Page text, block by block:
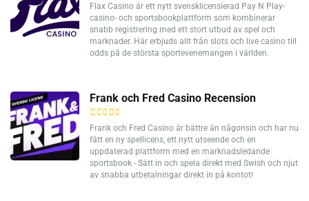
Flax Casino är ett nytt svensklicensierad Pay N Play-
casino- och sportsbookplattform som kombinerar
snabb registrering med ett stort utbud av spel och
marknader. Här erbjuds allt från slots och live casino till
odds på de största sportevenemangen i världen.
Frank och Fred Casino Recension
Frank och Fred Casino är bättre än någonsin och har nu
fått en ny spellicens, ett nytt utseende och en
uppdaterad plattform med en marknadsledande
sportsbook - Sätt in och spela direkt med Swish och njut
av snabba utbetalningar direkt in på kontot!